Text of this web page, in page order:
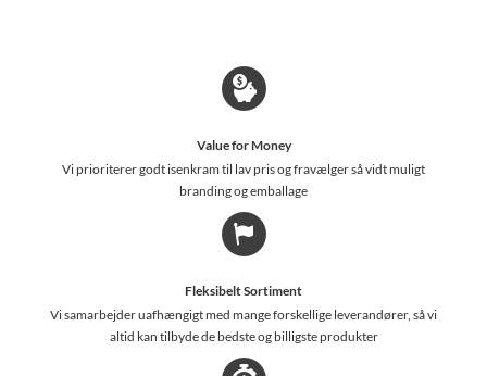
Value for Money
Vi prioriterer godt isenkram til lav pris og fravælger så vidt muligt
branding og emballage
Fleksibelt Sortiment
Vi samarbejder uafhængigt med mange forskellige leverandører, så vi
altid kan tilbyde de bedste og billigste produkter